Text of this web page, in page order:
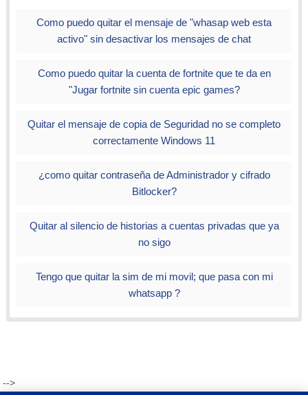
Como puedo quitar el mensaje de "whasap web esta
activo" sin desactivar los mensajes de chat
Como puedo quitar la cuenta de fortnite que te da en
"Jugar fortnite sin cuenta epic games?
Quitar el mensaje de copia de Seguridad no se completo
correctamente Windows 11
¿como quitar contraseña de Administrador y cifrado
Bitlocker?
Quitar al silencio de historias a cuentas privadas que ya
no sigo
Tengo que quitar la sim de mi movil; que pasa con mi
whatsapp ?
-->